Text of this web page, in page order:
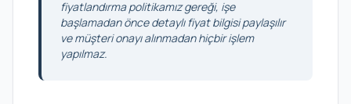
fiyatlandırma politikamız gereği, işe
başlamadan önce detaylı fiyat bilgisi paylaşılır
ve müşteri onayı alınmadan hiçbir işlem
yapılmaz.